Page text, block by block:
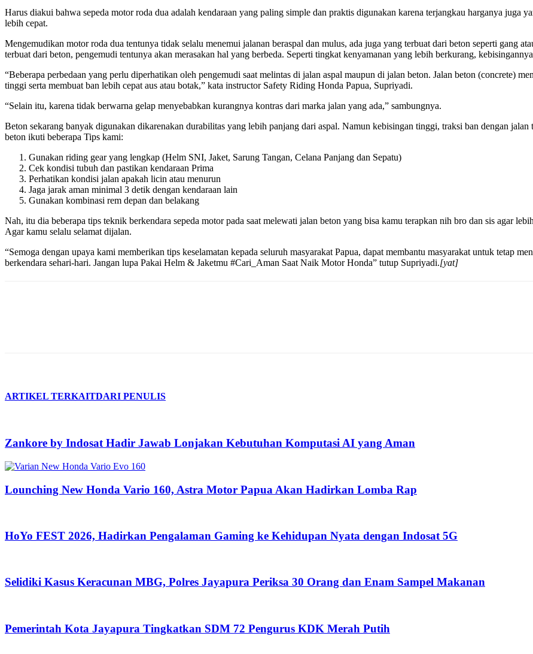
Harus diakui bahwa sepeda motor roda dua adalah kendaraan yang paling simple dan praktis digunakan karena terjangkau harganya juga
lebih cepat.
Mengemudikan motor roda dua tentunya tidak selalu menemui jalanan beraspal dan mulus, ada juga yang terbuat dari beton seperti gang
terbuat dari beton, pengemudi tentunya akan merasakan hal yang berbeda. Seperti tingkat kenyamanan yang lebih berkurang,
“Beberapa perbedaan yang perlu diperhatikan oleh pengemudi saat melintas di jalan aspal maupun di jalan beton. Jalan beton (concrete)
tinggi serta membuat ban lebih cepat aus atau botak,” kata instructor Safety Riding Honda Papua, Supriyadi.
“Selain itu, karena tidak berwarna gelap menyebabkan kurangnya kontras dari marka jalan yang ada,” sambungnya.
Beton sekarang banyak digunakan dikarenakan durabilitas yang lebih panjang dari aspal. Namun kebisingan tinggi, traksi ban dengan
beton ikuti beberapa Tips kami:
Gunakan riding gear yang lengkap (Helm SNI, Jaket, Sarung Tangan, Celana Panjang dan Sepatu)
Cek kondisi tubuh dan pastikan kendaraan Prima
Perhatikan kondisi jalan apakah licin atau menurun
Jaga jarak aman minimal 3 detik dengan kendaraan lain
Gunakan kombinasi rem depan dan belakang
Nah, itu dia beberapa tips teknik berkendara sepeda motor pada saat melewati jalan beton yang bisa kamu terapkan nih bro dan sis agar
Agar kamu selalu selamat dijalan.
“Semoga dengan upaya kami memberikan tips keselamatan kepada seluruh masyarakat Papua, dapat membantu masyarakat untuk tetap
berkendara sehari-hari. Jangan lupa Pakai Helm & Jaketmu #Cari_Aman Saat Naik Motor Honda” tutup Supriyadi.[yat]
ARTIKEL TERKAITDARI PENULIS
Zankore by Indosat Hadir Jawab Lonjakan Kebutuhan Komputasi AI yang Aman
Lounching New Honda Vario 160, Astra Motor Papua Akan Hadirkan Lomba Rap
HoYo FEST 2026, Hadirkan Pengalaman Gaming ke Kehidupan Nyata dengan Indosat 5G
Selidiki Kasus Keracunan MBG, Polres Jayapura Periksa 30 Orang dan Enam Sampel Makanan
Pemerintah Kota Jayapura Tingkatkan SDM 72 Pengurus KDK Merah Putih